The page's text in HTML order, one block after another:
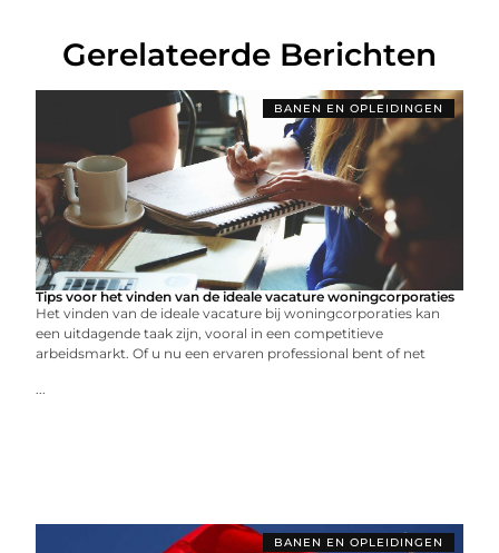
Gerelateerde Berichten
BANEN EN OPLEIDINGEN
Tips voor het vinden van de ideale vacature woningcorporaties
Het vinden van de ideale vacature bij woningcorporaties kan
een uitdagende taak zijn, vooral in een competitieve
arbeidsmarkt. Of u nu een ervaren professional bent of net
...
BANEN EN OPLEIDINGEN